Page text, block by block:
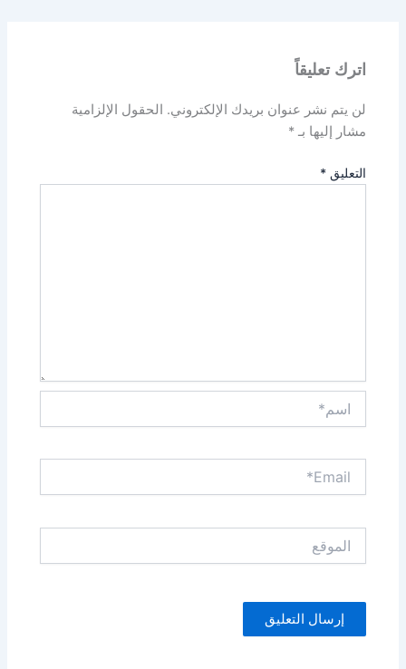
اترك تعليقاً
لن يتم نشر عنوان بريدك الإلكتروني. الحقول الإلزامية
مشار إليها بـ*
التعليق*